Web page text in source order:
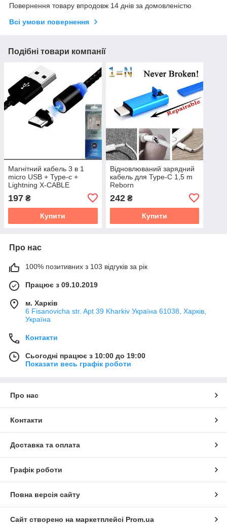
Повернення товару впродовж 14 днів за домовленістю
Всі умови повернення
Подібні товари компанії
Магнітний кабель 3 в 1
micro USB + Type-c +
Lightning X-CABLE
197 ₴
Купити
Відновлюваний зарядний
кабель для Type-C 1,5 m
Reborn
242₴
Купити
Про нас
100% позитивних з 103 відгуків за рік
Працює з 09.10.2019
м. Харків
6 Fisanovicha str. Apt 39 Kharkiv Україна 61038, Харків,
Україна
Контакти
Сьогодні працює з 10:00 до 19:00
Показати весь графік роботи
Про нас
Контакти
Доставка та оплата
Графік роботи
Повна версія сайту
Сайт створено на маркетплейсі Prom.ua